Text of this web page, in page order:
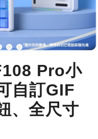
Pro小
自訂GIF
、全尺寸